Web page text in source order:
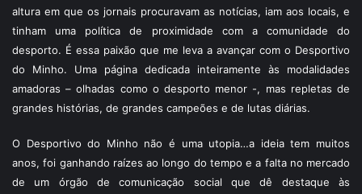
altura em que os jornais procuravam as notícias, iam aos locais, e
tinham uma política de proximidade com a comunidade do
desporto. É essa paixão que me leva a avançar com o Desportivo
do Minho. Uma página dedicada inteiramente às modalidades
amadoras – olhadas como o desporto menor -, mas repletas de
grandes histórias, de grandes campeões e de lutas diárias.
O Desportivo do Minho não é uma utopia…a ideia tem muitos
anos, foi ganhando raízes ao longo do tempo e a falta no mercado
de um órgão de comunicação social que dê destaque às